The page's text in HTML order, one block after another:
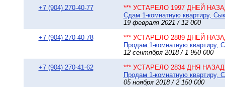
+7 (904) 270-40-77
*** УСТАРЕЛО 1997 ДНЕЙ
Сдам 1-комнатную квартиру,
19 февраля 2021 / 12 000
+7 (904) 270-40-78
*** УСТАРЕЛО 2889 ДНЕЙ
Продам 1-комнатную квартиру,
12 сентября 2018 / 1 950 000
+7 (904) 270-41-62
*** УСТАРЕЛО 2834 ДНЯ НАЗАД
Продам 1-комнатную квартиру,
05 ноября 2018 / 2 150 000